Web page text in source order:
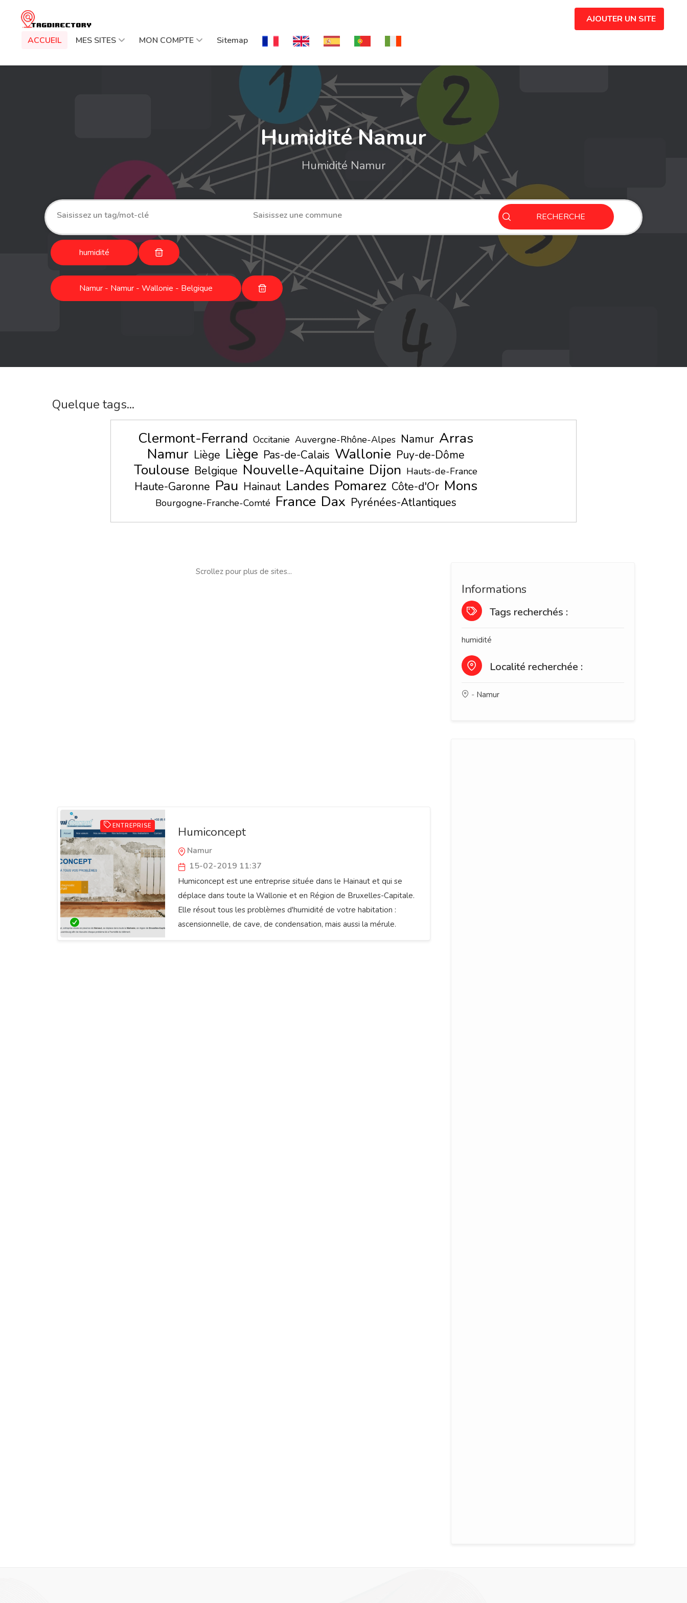
ACCUEIL MES SITES MON COMPTE Sitemap
AJOUTER UN SITE
Humidité Namur
Humidité Namur
RECHERCHE
humidité
Namur - Namur - Wallonie - Belgique
Quelque tags...
Clermont-Ferrand Occitanie Auvergne-Rhône-Alpes Namur Arras
Namur Liège Liège Pas-de-Calais Wallonie Puy-de-Dôme
Toulouse Belgique Nouvelle-Aquitaine Dijon Hauts-de-France
Haute-Garonne Pau Hainaut Landes Pomarez Côte-d'Or Mons
Bourgogne-Franche-Comté France Dax Pyrénées-Atlantiques
Scrollez pour plus de sites...
ENTREPRISE Humiconcept
Namur
15-02-2019 11:37
Humiconcept est une entreprise située dans le Hainaut et qui se
déplace dans toute la Wallonie et en Région de Bruxelles-Capitale.
Elle résout tous les problèmes d'humidité de votre habitation :
ascensionnelle, de cave, de condensation, mais aussi la mérule.
Informations
Tags recherchés :
humidité
Localité recherchée :
- Namur